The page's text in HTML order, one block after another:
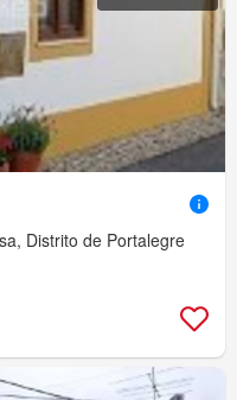
Distrito de Portalegre